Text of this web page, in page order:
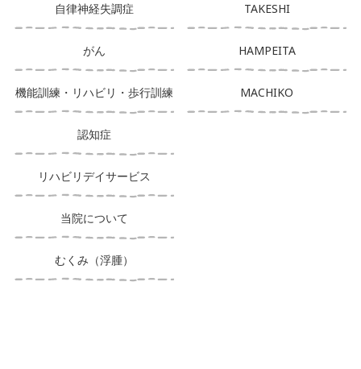
自律神経失調症
がん
機能訓練・リハビリ・歩行訓練
認知症
リハビリデイサービス
当院について
むくみ（浮腫）
TAKESHI
HAMPEITA
MACHIKO